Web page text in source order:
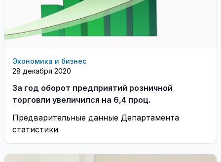
Экономика и бизнес
28 декабря 2020
За год оборот предприятий розничной
торговли увеличился на 6,4 проц.
Предварительные данные Департамента
статистики